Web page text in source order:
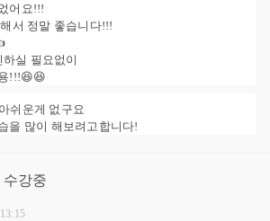
어요!!!
서 정말 좋습니다!!!
실 필요없이
!!!😆😆
쉬운게 없구요
을 많이 해보려고합니다!
수강중